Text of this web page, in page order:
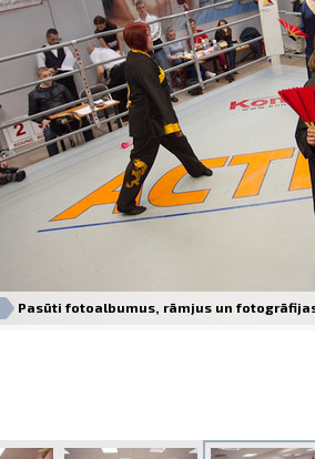
Izdrukas 1h
Dažādi
Piegāde visā
Pasūti fotoalbumus, rāmjus un